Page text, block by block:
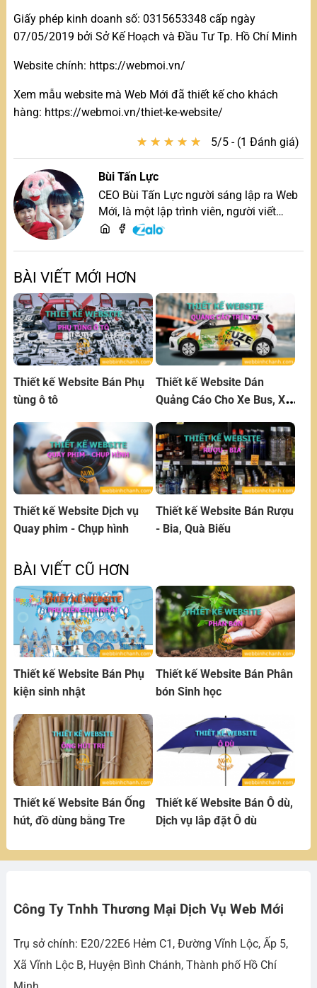
Giấy phép kinh doanh số: 0315653348 cấp ngày
07/05/2019 bởi Sở Kế Hoạch và Đầu Tư Tp. Hồ Chí Minh
Website chính: https://webmoi.vn/
Xem mẫu website mà Web Mới đã thiết kế cho khách
hàng: https://webmoi.vn/thiet-ke-website/
★ ★ ★ ★ ★
★ ★ ★ ★ ★ 5/5 - (1 Đánh giá)
Bùi Tấn Lực
CEO Bùi Tấn Lực người sáng lập ra Web
Mới, là một lập trình viên, người viết
content, chuyên tư vấn các vấn đề về
BÀI VIẾT MỚI HƠN
Thiết kế Website Bán Phụ
tùng ô tô
Thiết kế Website Dán
Quảng Cáo Cho Xe Bus, Xe
Thiết kế Website Dịch vụ
Quay phim - Chụp hình
Thiết kế Website Bán Rượu
- Bia, Quà Biếu
BÀI VIẾT CŨ HƠN
Thiết kế Website Bán Phụ
kiện sinh nhật
Thiết kế Website Bán Phân
bón Sinh học
Thiết kế Website Bán Ống
hút, đồ dùng bằng Tre
Thiết kế Website Bán Ô dù,
Dịch vụ lắp đặt Ô dù
Công Ty Tnhh Thương Mại Dịch Vụ Web Mới
Trụ sở chính: E20/22E6 Hẻm C1, Đường Vĩnh Lộc, Ấp 5,
Xã Vĩnh Lộc B, Huyện Bình Chánh, Thành phố Hồ Chí